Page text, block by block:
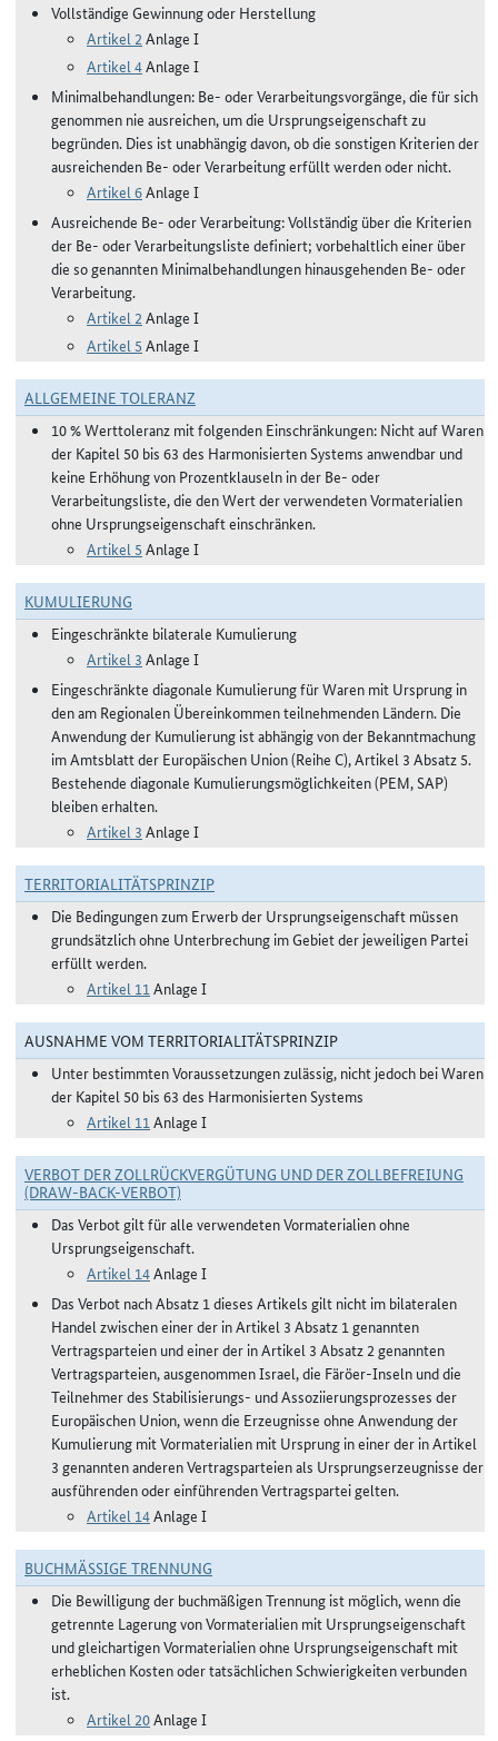
Vollständige Gewinnung oder Herstellung
Artikel 2 Anlage I
Artikel 4Anlage I
Minimalbehandlungen: Be- oder Verarbeitungsvorgänge, die für sich
genommen nie ausreichen, um die Ursprungseigenschaft zu
begründen. Dies ist unabhängig davon, ob die sonstigen Kriterien der
ausreichenden Be- oder Verarbeitung erfüllt werden oder nicht.
Artikel 6Anlage I
Ausreichende Be- oder Verarbeitung: Vollständig über die Kriterien
der Be- oder Verarbeitungsliste definiert; vorbehaltlich einer über
die so genannten Minimalbehandlungen hinausgehenden Be- oder
Verarbeitung.
Artikel 2 Anlage I
Artikel 5 Anlage I
ALLGEMEINE TOLERANZ
10 % Werttoleranz mit folgenden Einschränkungen: Nicht auf Waren
der Kapitel 50 bis 63 des Harmonisierten Systems anwendbar und
keine Erhöhung von Prozentklauseln in der Be- oder
Verarbeitungsliste, die den Wert der verwendeten Vormaterialien
ohne Ursprungseigenschaft einschränken.
Artikel 5 Anlage I
KUMULIERUNG
Eingeschränkte bilaterale Kumulierung
Artikel 3 Anlage I
Eingeschränkte diagonale Kumulierung für Waren mit Ursprung in
den am Regionalen Übereinkommen teilnehmenden Ländern. Die
Anwendung der Kumulierung ist abhängig von der Bekanntmachung
im Amtsblatt der Europäischen Union (Reihe C), Artikel 3 Absatz 5.
Bestehende diagonale Kumulierungsmöglichkeiten (PEM, SAP)
bleiben erhalten.
Artikel 3 Anlage I
TERRITORIALITÄTSPRINZIP
Die Bedingungen zum Erwerb der Ursprungseigenschaft müssen
grundsätzlich ohne Unterbrechung im Gebiet der jeweiligen Partei
erfüllt werden.
Artikel 11Anlage I
AUSNAHME VOM TERRITORIALITÄTSPRINZIP
Unter bestimmten Voraussetzungen zulässig, nicht jedoch bei Waren
der Kapitel 50 bis 63 des Harmonisierten Systems
Artikel 11Anlage I
VERBOT DER ZOLLRÜCKVERGÜTUNG UND DER ZOLLBEFREIUNG
(DRAW-BACK-VERBOT)
Das Verbot gilt für alle verwendeten Vormaterialien ohne
Ursprungseigenschaft.
Artikel 14Anlage I
Das Verbot nach Absatz 1 dieses Artikels gilt nicht im bilateralen
Handel zwischen einer der in Artikel 3 Absatz 1 genannten
Vertragsparteien und einer der in Artikel 3 Absatz 2 genannten
Vertragsparteien, ausgenommen Israel, die Färöer-Inseln und die
Teilnehmer des Stabilisierungs- und Assoziierungsprozesses der
Europäischen Union, wenn die Erzeugnisse ohne Anwendung der
Kumulierung mit Vormaterialien mit Ursprung in einer der in Artikel
3 genannten anderen Vertragsparteien als Ursprungserzeugnisse der
ausführenden oder einführenden Vertragspartei gelten.
Artikel 14Anlage I
BUCHMÄSSIGE TRENNUNG
Die Bewilligung der buchmäßigen Trennung ist möglich, wenn die
getrennte Lagerung von Vormaterialien mit Ursprungseigenschaft
und gleichartigen Vormaterialien ohne Ursprungseigenschaft mit
erheblichen Kosten oder tatsächlichen Schwierigkeiten verbunden
ist.
Artikel 20Anlage I